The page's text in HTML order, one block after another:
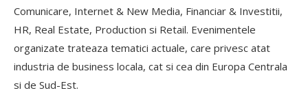
Comunicare, Internet & New Media, Financiar & Investitii,
HR, Real Estate, Production si Retail. Evenimentele
organizate trateaza tematici actuale, care privesc atat
industria de business locala, cat si cea din Europa Centrala
si de Sud-Est.